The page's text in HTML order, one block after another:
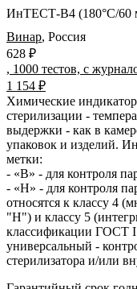
ИнТЕСТ-В4 (180°С/60
Винар, Россия
, 1000 тестов, с
1 154 ₽
Химические
стерилизации -
выдержки - как в
упаковок и изделий.
метки:
- «В» - для контроля
- «Н» - для контроля
относятся к классу 4
"Н") и классу 5
классификации ГОСТ
универсальный -
стерилизатора и/или
628 ₽